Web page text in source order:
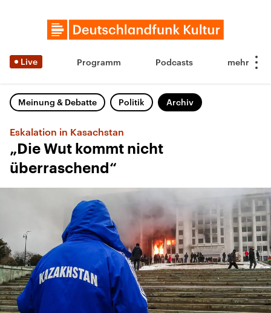
Live Programm Podcasts
Meinung & Debatte Politik Archiv
Eskalation in Kasachstan
„Die Wut kommt nicht
überraschend“